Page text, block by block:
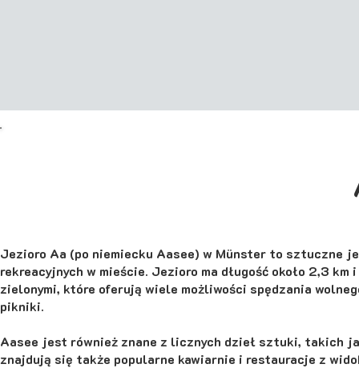
Jezioro Aa (po niemiecku Aasee) w Münster to sztuczne
rekreacyjnych w mieście. Jezioro ma długość około 2,3
zielonymi, które oferują wiele możliwości spędzania
pikniki.
Aasee jest również znane z licznych dzieł sztuki, takich
znajdują się także popularne kawiarnie i restauracje z